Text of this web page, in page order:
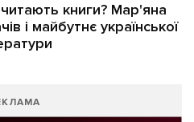
читають книги? Мар'яна
і майбутнє української